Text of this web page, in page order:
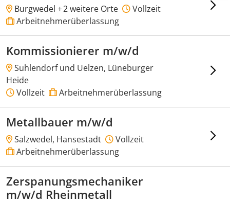
Burgwedel +2 weitere Orte
Vollzeit
Arbeitnehmerüberlassung
Kommissionierer m/w/d
Suhlendorf und Uelzen, Lüneburger
Heide
Vollzeit
Arbeitnehmerüberlassung
Metallbauer m/w/d
Salzwedel, Hansestadt
Vollzeit
Arbeitnehmerüberlassung
Zerspanungsmechaniker
m/w/d Rheinmetall